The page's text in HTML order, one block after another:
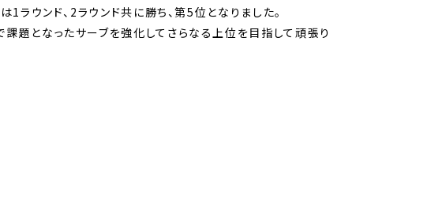
ウンド、2ラウンド共に勝ち、第5位となりました。
題となったサーブを強化してさらなる上位を目指して頑張り